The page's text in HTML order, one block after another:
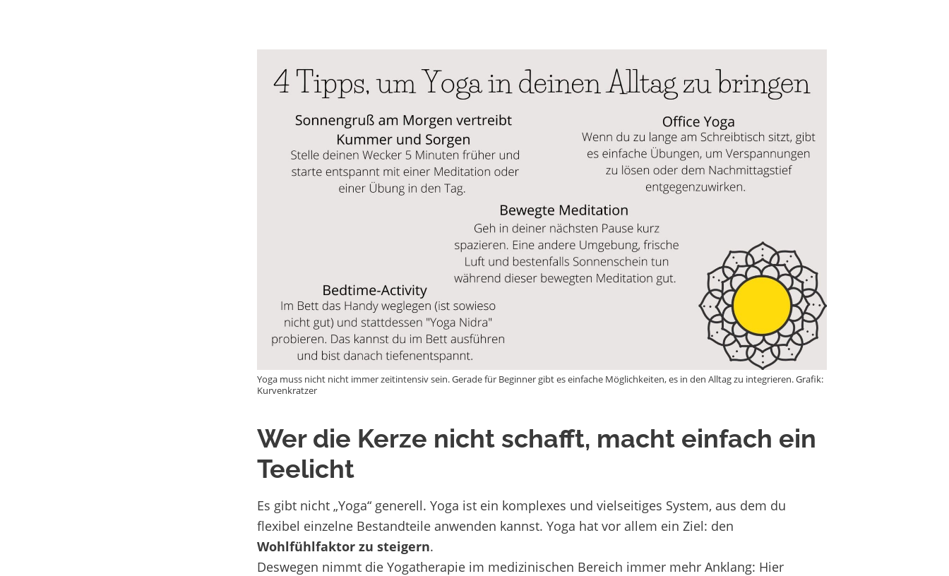
Yoga muss nicht nicht immer zeitintensiv sein. Gerade für Beginner gibt es einfache Möglichkeiten, es in den Alltag zu integrieren. Grafik:
Kurvenkratzer
Wer die Kerze nicht schafft, macht einfach ein
Teelicht
Es gibt nicht „Yoga“ generell. Yoga ist ein komplexes und vielseitiges System, aus dem du
flexibel einzelne Bestandteile anwenden kannst. Yoga hat vor allem ein Ziel: den
Wohlfühlfaktor zu steigern.
Deswegen nimmt die Yogatherapie im medizinischen Bereich immer mehr Anklang: Hier